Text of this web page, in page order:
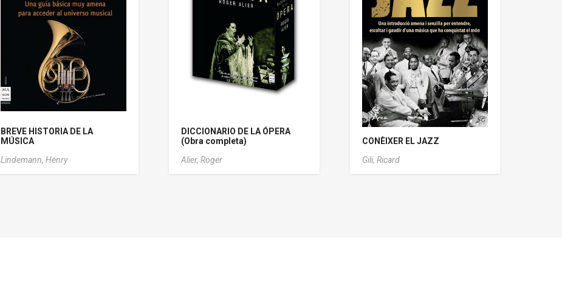
BREVE HISTORIA DE LA
MÚSICA
Lindemann, Henry
DICCIONARIO DE LA ÓPERA
(Obra completa)
Alier, Roger
CONÈIXER EL JAZZ
Gili, Ricard